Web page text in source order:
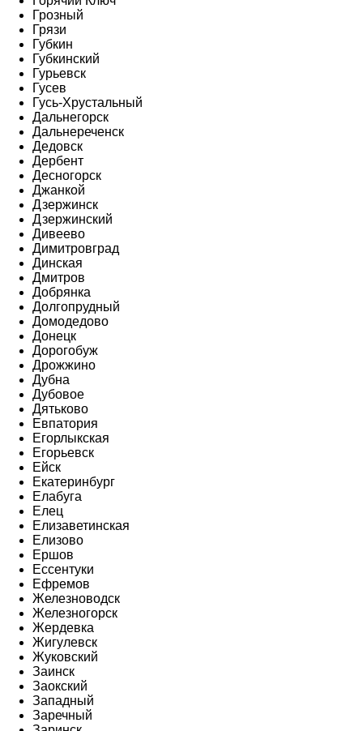
Грозный
Грязи
Губкин
Губкинский
Гурьевск
Гусев
Гусь-Хрустальный
Дальнегорск
Дальнереченск
Дедовск
Дербент
Десногорск
Джанкой
Дзержинск
Дзержинский
Дивеево
Димитровград
Динская
Дмитров
Добрянка
Долгопрудный
Домодедово
Донецк
Дорогобуж
Дрожжино
Дубна
Дубовое
Дятьково
Евпатория
Егорлыкская
Егорьевск
Ейск
Екатеринбург
Елабуга
Елец
Елизаветинская
Елизово
Ершов
Ессентуки
Ефремов
Железноводск
Железногорск
Жердевка
Жигулевск
Жуковский
Заинск
Заокский
Западный
Заречный